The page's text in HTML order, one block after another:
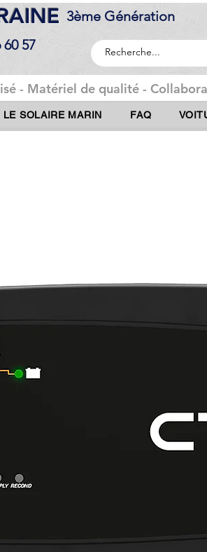
3ème Génération
60 57
- Matériel de qualité -
LE SOLAIRE MARIN FAQ